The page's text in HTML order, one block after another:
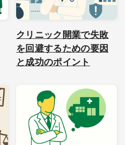
クリニック開業で失敗
を回避するための要因
と成功のポイント